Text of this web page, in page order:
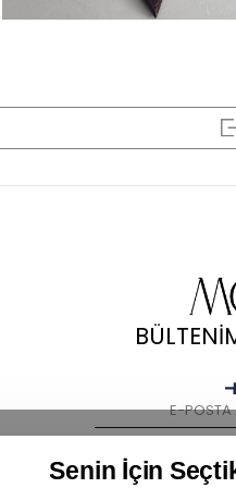
Senin İçin